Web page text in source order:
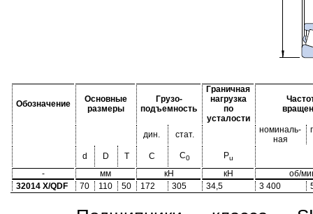
Обозначение
Основные
размеры
Грузо-
подъемность
Граничная
нагрузка
по
усталости
дин. стат.
номиналь-
ная
d D T C C0 Pu
- мм кН кН
об/
32014 X/QDF
70 110 50 172 305 34,5 3 400